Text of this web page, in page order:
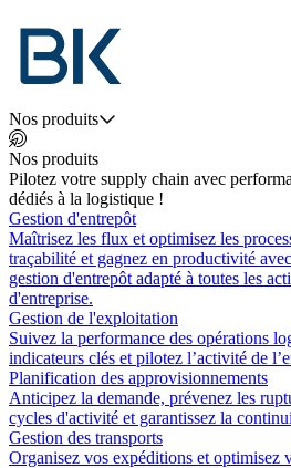
Nos produits
Nos produits
Pilotez votre supply chain avec
dédiés à la logistique !
Gestion d'entrepôt
Maîtrisez les flux et optimisez les
traçabilité et gagnez en productivité
gestion d'entrepôt adapté à toutes les
d'entreprise.
Gestion de l'exploitation
Suivez la performance des opérations
indicateurs clés et pilotez l’activité de
Planification des approvisionnements
Anticipez la demande, prévenez les
cycles d'activité et garantissez la
Gestion des transports
Organisez vos expéditions et optimisez